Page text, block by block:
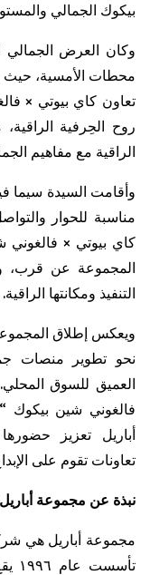
بيكوك الجمالي
وكان العرض
محطات الأمسية، حيث
تعاون كاي بيوتي ×
روح الحِرفية
الراقية مع مفاهيم
وأقامت السيدة سيما
مناسبة للحوار
كاي بيوتي × فالغوني
المجموعة عن قرب،
التنفيذ ومكانتها الراقية.
ويعكس إطلاق
نحو تطوير منصات
العميق للسوق
فالغوني شين بيكوك
أباريل تعزيز
تعاونات تقوم على
نبذة عن مجموعة أباريل
مجموعة أباريل هي
تأسست عام